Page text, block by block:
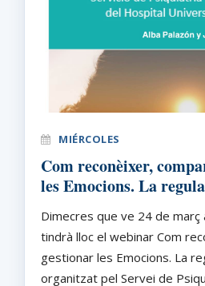
MIÉRCOLES
Com reconèixer,
les Emocions. La
Dimecres que ve 24 de
tindrà lloc el webinar Com
gestionar les Emocions. La
organitzat pel Servei de